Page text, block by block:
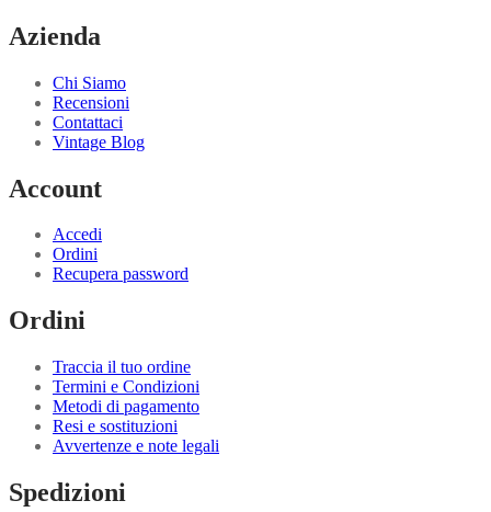
Azienda
Chi Siamo
Recensioni
Contattaci
Vintage Blog
Account
Accedi
Ordini
Recupera password
Ordini
Traccia il tuo ordine
Termini e Condizioni
Metodi di pagamento
Resi e sostituzioni
Avvertenze e note legali
Spedizioni